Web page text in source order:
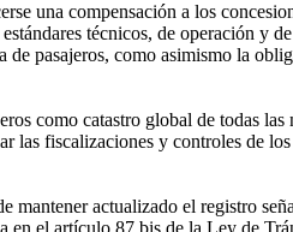
una compensación a los
técnicos, de operación y
pasajeros, como asimismo la
como catastro global de todas
las fiscalizaciones y controles de
actualizado el registro
en el artículo 87 bis de la Ley de